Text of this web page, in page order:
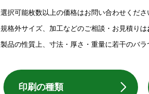
選択可能枚数以上の価格はお問い合わせくださ
規格外サイズ、加工などのご相談・お見積りは
製品の性質上、寸法・厚さ・重量に若干のバラ
印刷の種類